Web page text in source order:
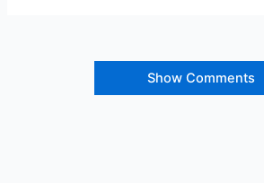
Show Comments